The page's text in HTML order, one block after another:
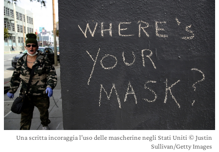
Una scritta incoraggia l’uso delle mascherine negli Stati Uniti © Justin
Sullivan/Getty Images